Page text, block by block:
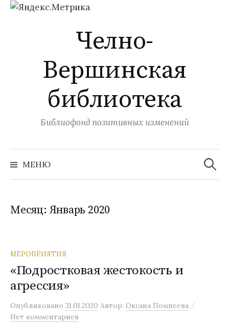
Челно-
Вершинская
библиотека
Библиофонд позитивных изменений
МЕНЮ
Найти:
Месяц: Январь 2020
МЕРОПРИЯТИЯ
«Подростковая жестокость и
агрессия»
Опубликовано 31.01.2020 Автор: Оксана Помпеева /
Нет комментариев